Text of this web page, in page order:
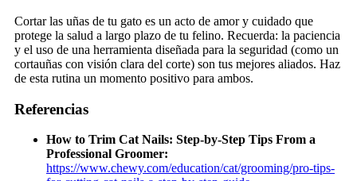
Cortar las uñas de tu gato es un acto de amor y cuidado que
protege la salud a largo plazo de tu felino. Recuerda: la paciencia
y el uso de una herramienta diseñada para la seguridad (como un
cortauñas con visión clara del corte) son tus mejores aliados. Haz
de esta rutina un momento positivo para ambos.
Referencias
How to Trim Cat Nails: Step-by-Step Tips From a
Professional Groomer:
https://www.chewy.com/education/cat/grooming/pro-tips-